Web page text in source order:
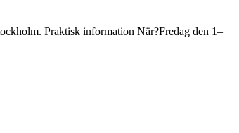
Praktisk information När?Fredag den 1–